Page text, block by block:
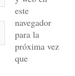
este
navegador
para la
próxima vez
que